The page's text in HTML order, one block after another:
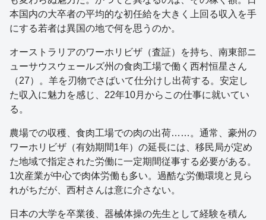
本国内の大卒者の平均的な初任給を大きく上回る収入を手
にする若者は異国の地で何を思うのか。
オーストラリアのワーホリビザ（査証）を持ち、南東部ニ
ューサウスウェールズ州の食肉工場で働く西村恒星さん
（27）。羊を刃物でさばいて仕分けし出荷する。安定し
た収入に魅力を感じ、22年10月からこの仕事に就いてい
る。
農場での収穫、食肉工場での肉の出荷……。通常、豪州の
ワーホリビザ（有効期間1年）の延長には、移民局が定め
た地域で指定された労働に一定期間従事する必要がある。
1次産業が中心で肉体労働も多い。過酷な労働環境と見ら
れがちだが、西村さんは意に介さない。
日本の大学を卒業後、器械体操の先生として経験を積ん